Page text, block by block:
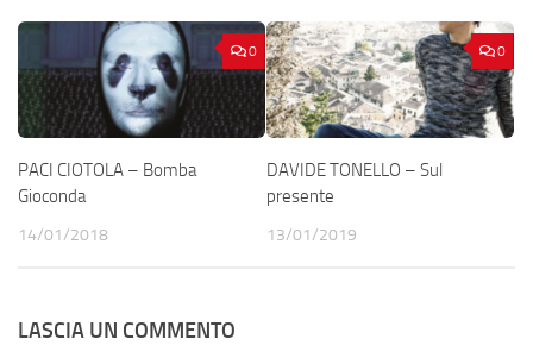
0
PACI CIOTOLA – Bomba
Gioconda
14/01/2018
0
DAVIDE TONELLO – Sul
presente
13/01/2019
LASCIA UN COMMENTO